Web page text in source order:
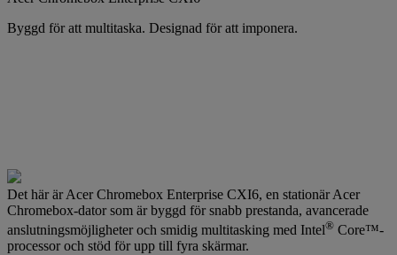
Byggd för att multitaska. Designad för att imponera.
Det här är Acer Chromebox Enterprise CXI6, en stationär Acer
Chromebox-dator som är byggd för snabb prestanda, avancerade
anslutningsmöjligheter och smidig multitasking med Intel® Core™-
processor och stöd för upp till fyra skärmar.